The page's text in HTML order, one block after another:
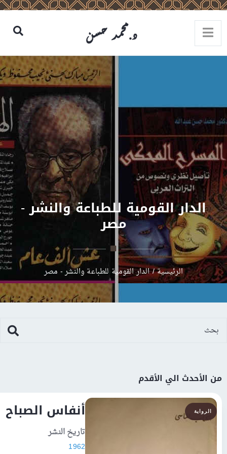
القومية للطباعة والنشر -
مصر
الرئيسية/الدار القومية للطباعة والنشر - مصر
الي الأقدم
أنفاس الصباح
تاريخ النشر